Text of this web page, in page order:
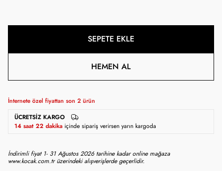
SEPETE EKLE
HEMEN AL
İnternete özel fiyattan son 2 ürün
ÜCRETSIZ KARGO
14 saat 22 dakika içinde sipariş verirsen yarın kargoda
İndirimli fiyat 1- 31 Ağustos 2026 tarihine kadar online mağaza
www.kocak.com.tr üzerindeki alışverişlerde geçerlidir.